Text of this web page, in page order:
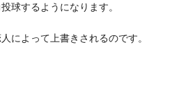
球するようになります。
によって上書きされるのです。